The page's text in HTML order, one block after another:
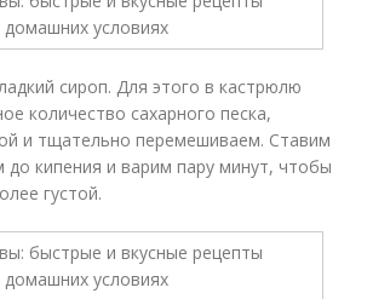
сироп. Для этого в кастрюлю
количество сахарного песка,
и тщательно перемешиваем. Ставим
до кипения и варим пару минут, чтобы
густой.